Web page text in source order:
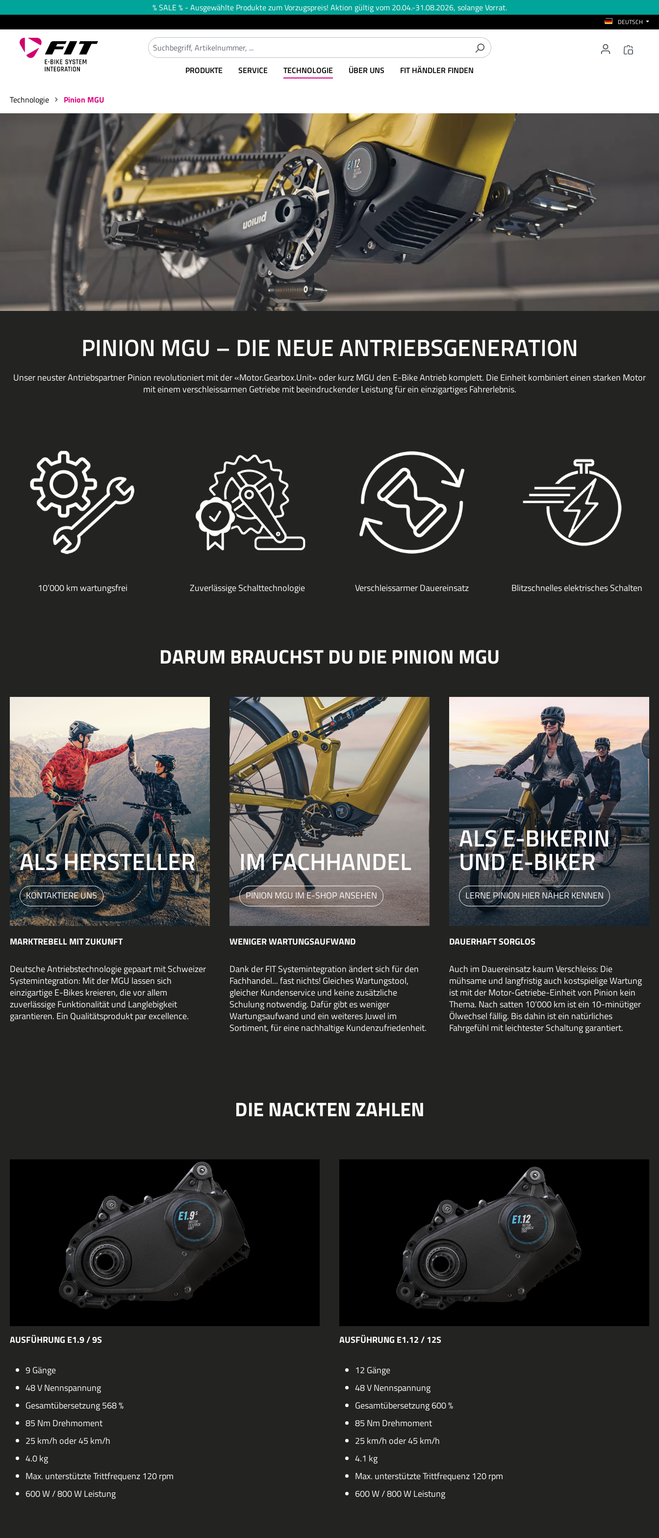
% SALE % - Ausgewählte Produkte zum Vorzugspreis! Aktion gültig vom 20.04.-31.08.2026, solange Vorrat.
DEUTSCH
PRODUKTE SERVICE TECHNOLOGIE ÜBER UNS FIT HÄNDLER FINDEN
Technologie
Pinion MGU
Bildergalerie überspringen
PINION MGU – DIE NEUE ANTRIEBSGENERATION
Unser neuster Antriebspartner Pinion revolutioniert mit der «Motor.Gearbox.Unit» oder kurz MGU den E-Bike Antrieb komplett. Die Einheit kombiniert einen starken Motor
mit einem verschleissarmen Getriebe mit beeindruckender Leistung für ein einzigartiges Fahrerlebnis.
10’000 km wartungsfrei Zuverlässige Schalttechnologie Verschleissarmer Dauereinsatz Blitzschnelles elektrisches Schalten
DARUM BRAUCHST DU DIE PINION MGU
ALS HERSTELLER
KONTAKTIERE UNS
MARKTREBELL MIT ZUKUNFT
Deutsche Antriebstechnologie gepaart mit Schweizer
Systemintegration: Mit der MGU lassen sich
einzigartige E-Bikes kreieren, die vor allem
zuverlässige Funktionalität und Langlebigkeit
garantieren. Ein Qualitätsprodukt par excellence.
IM FACHHANDEL
PINION MGU IM E-SHOP ANSEHEN
WENIGER WARTUNGSAUFWAND
Dank der FIT Systemintegration ändert sich für den
Fachhandel... fast nichts! Gleiches Wartungstool,
gleicher Kundenservice und keine zusätzliche
Schulung notwendig. Dafür gibt es weniger
Wartungsaufwand und ein weiteres Juwel im
Sortiment, für eine nachhaltige Kundenzufriedenheit.
ALS E-BIKERIN
UND E-BIKER
LERNE PINION HIER NÄHER KENNEN
DAUERHAFT SORGLOS
Auch im Dauereinsatz kaum Verschleiss: Die
mühsame und langfristig auch kostspielige Wartung
ist mit der Motor-Getriebe-Einheit von Pinion kein
Thema. Nach satten 10‘000 km ist ein 10-minütiger
Ölwechsel fällig. Bis dahin ist ein natürliches
Fahrgefühl mit leichtester Schaltung garantiert.
DIE NACKTEN ZAHLEN
AUSFÜHRUNG E1.9 / 9S
9 Gänge
48 V Nennspannung
Gesamtübersetzung 568 %
85 Nm Drehmoment
25 km/h oder 45 km/h
4.0 kg
Max. unterstützte Trittfrequenz 120 rpm
600 W / 800 W Leistung
AUSFÜHRUNG E1.12 / 12S
12 Gänge
48 V Nennspannung
Gesamtübersetzung 600 %
85 Nm Drehmoment
25 km/h oder 45 km/h
4.1 kg
Max. unterstützte Trittfrequenz 120 rpm
600 W / 800 W Leistung